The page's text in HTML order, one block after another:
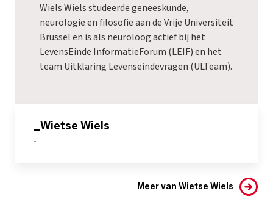
Wiels Wiels studeerde geneeskunde,
neurologie en filosofie aan de Vrije Universiteit
Brussel en is als neuroloog actief bij het
LevensEinde InformatieForum (LEIF) en het
team Uitklaring Levenseindevragen (ULTeam).
_Wietse Wiels
-
Meer van Wietse Wiels